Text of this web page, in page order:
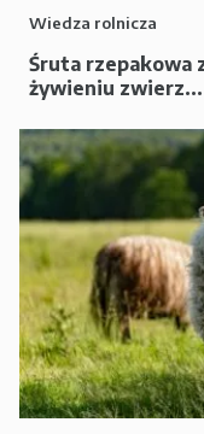
Wiedza rolnicza
Śruta rzepakowa
żywieniu zwierz...